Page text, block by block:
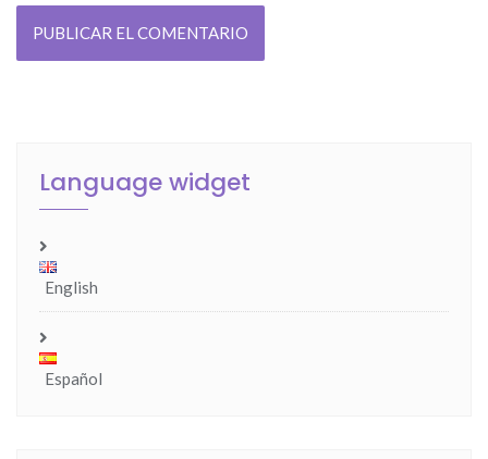
Language widget
English
Español